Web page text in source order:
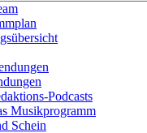
Podcasts
Musikprogramm
Schein